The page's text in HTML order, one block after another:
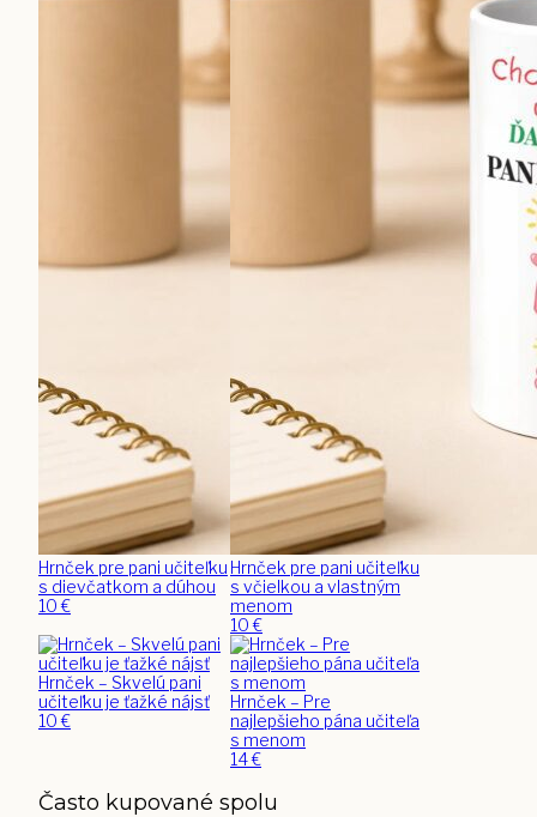
Hrnček pre pani učiteľku
s dievčatkom a dúhou
10€
Hrnček pre pani učiteľku
s včielkou a vlastným
menom
10€
Hrnček – Skvelú pani
učiteľku je ťažké nájsť
10€
Hrnček – Pre
najlepšieho pána učiteľa
s menom
14€
Často kupované spolu